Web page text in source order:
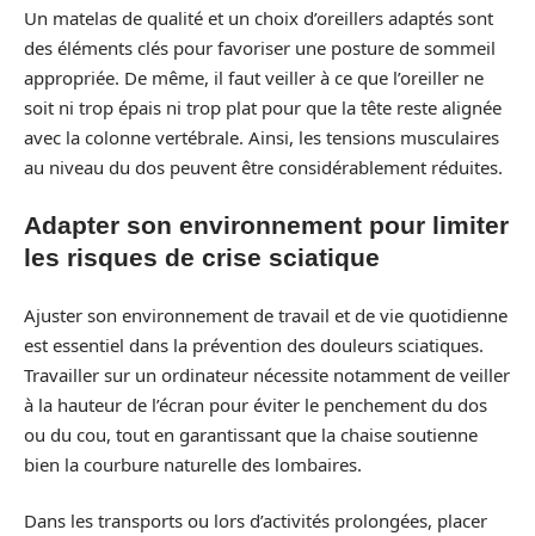
Un matelas de qualité et un choix d’oreillers adaptés sont
des éléments clés pour favoriser une posture de sommeil
appropriée. De même, il faut veiller à ce que l’oreiller ne
soit ni trop épais ni trop plat pour que la tête reste alignée
avec la colonne vertébrale. Ainsi, les tensions musculaires
au niveau du dos peuvent être considérablement réduites.
Adapter son environnement pour limiter
les risques de crise sciatique
Ajuster son environnement de travail et de vie quotidienne
est essentiel dans la prévention des douleurs sciatiques.
Travailler sur un ordinateur nécessite notamment de veiller
à la hauteur de l’écran pour éviter le penchement du dos
ou du cou, tout en garantissant que la chaise soutienne
bien la courbure naturelle des lombaires.
Dans les transports ou lors d’activités prolongées, placer